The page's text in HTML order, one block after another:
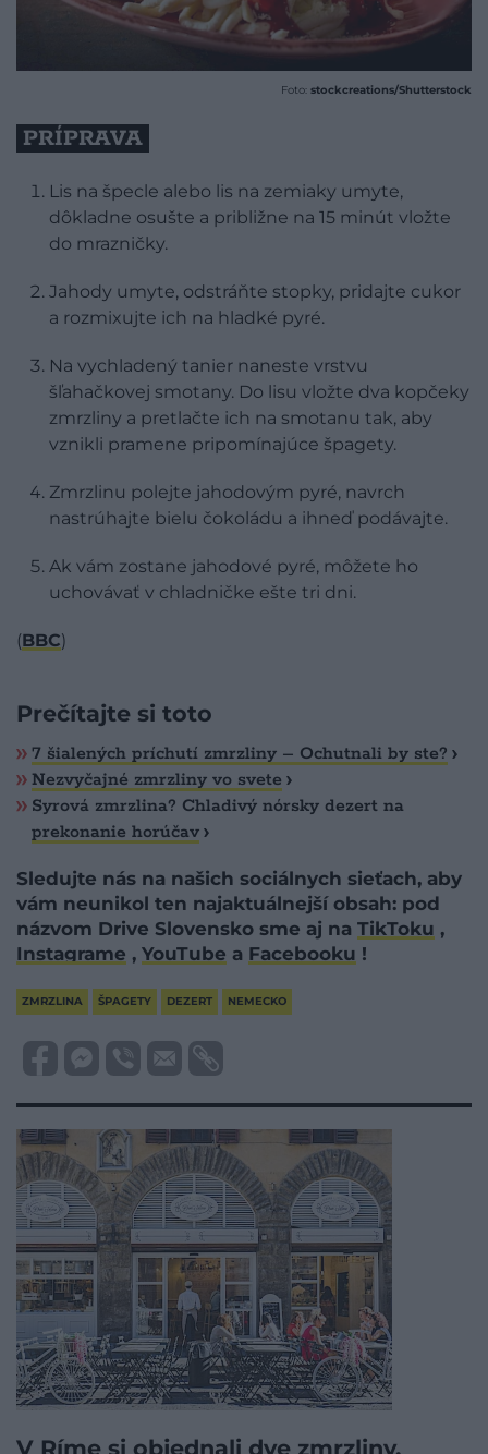
Foto: stockcreations/Shutterstock
PRÍPRAVA
Lis na špecle alebo lis na zemiaky umyte,
dôkladne osušte a približne na 15 minút vložte
do mrazničky.
Jahody umyte, odstráňte stopky, pridajte cukor
a rozmixujte ich na hladké pyré.
Na vychladený tanier naneste vrstvu
šľahačkovej smotany. Do lisu vložte dva kopčeky
zmrzliny a pretlačte ich na smotanu tak, aby
vznikli pramene pripomínajúce špagety.
Zmrzlinu polejte jahodovým pyré, navrch
nastrúhajte bielu čokoládu a ihneď podávajte.
Ak vám zostane jahodové pyré, môžete ho
uchovávať v chladničke ešte tri dni.
(BBC)
Prečítajte si toto
7 šialených príchutí zmrzliny – Ochutnali by ste?
Nezvyčajné zmrzliny vo svete
Syrová zmrzlina? Chladivý nórsky dezert na
prekonanie horúčav
Sledujte nás na našich sociálnych sieťach, aby
vám neunikol ten najaktuálnejší obsah: pod
názvom Drive Slovensko sme aj na TikToku ,
Instagrame , YouTube a Facebooku !
ZMRZLINA ŠPAGETY DEZERT NEMECKO
V Ríme si objednali dve zmrzliny.